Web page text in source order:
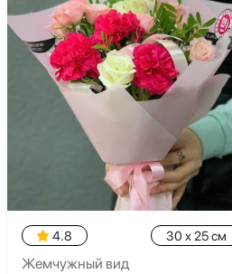
4.8 30 x 25 см
Жемчужный вид